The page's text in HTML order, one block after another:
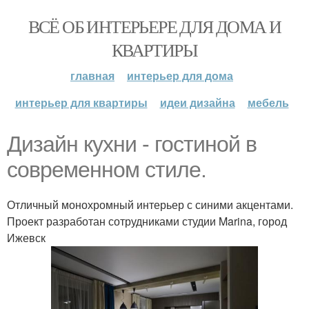
ВСЁ ОБ ИНТЕРЬЕРЕ ДЛЯ ДОМА И
КВАРТИРЫ
главная
интерьер для дома
интерьер для квартиры
идеи дизайна мебель
Дизайн кухни - гостиной в
современном стиле.
Отличный монохромный интерьер с синими акцентами.
Проект разработан сотрудниками студии Marina, город
Ижевск